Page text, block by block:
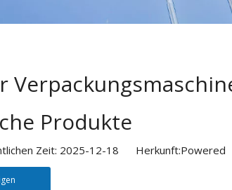
Produkte
Zeit: 2025-12-18 Herkunft:Powered